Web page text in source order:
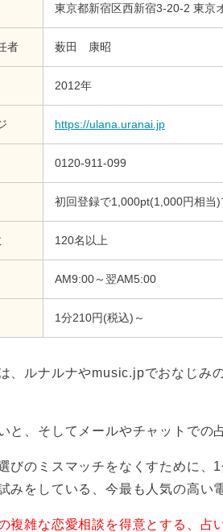
東京都新宿区西新宿3-20-2 東京
者 薮田 康昭
2012年
https://ulana.uranai.jp
0120-911-099
初回登録で1,000pt(1,000円相当)
120名以上
AM9:00～翌AM5:00
1分210円(税込)～
、ルナルナやmusic.jpでおなじみ
と、そしてメールやチャットでの
びのミスマッチをなくすために、
みをしている、今最も人気の高い
複雑な恋愛相談を得意とする、占